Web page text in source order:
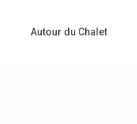
Autour du Chalet